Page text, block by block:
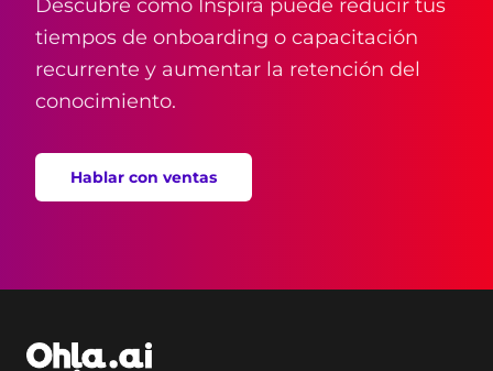
Descubre cómo Inspira puede reducir tus
tiempos de onboarding o capacitación
recurrente y aumentar la retención del
conocimiento.
Hablar con ventas